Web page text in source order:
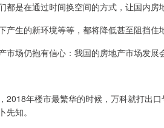
都是在通过时间换空间的方式，让国内房
产生的新环境等等，都将降低甚至阻挡住
市场仍抱有信心：我国的房地产市场发展
2018年楼市最繁华的时候，万科就打出
知。